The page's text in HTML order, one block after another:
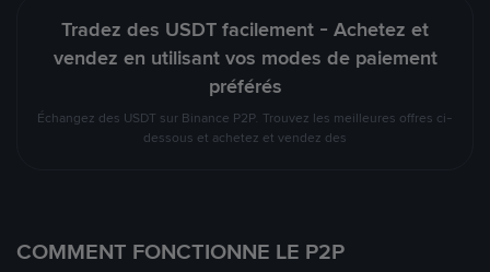
Tradez des USDT facilement - Achetez et
vendez en utilisant vos modes de paiement
préférés
Échangez des USDT sur Binance P2P. Trouvez les meilleures offres ci-
dessous et achetez et vendez des
COMMENT FONCTIONNE LE P2P